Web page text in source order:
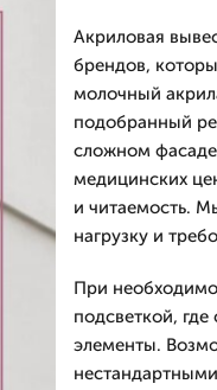
Акриловая
брендов,
молочный
подобранный
сложном
медицинских
и читаемость.
нагрузку и
При
подсветкой,
элементы.